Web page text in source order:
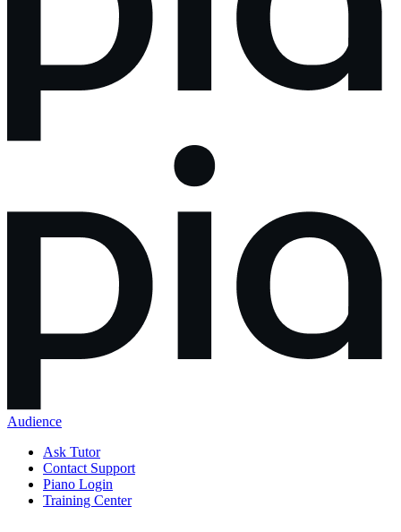
Audience
Ask Tutor
Contact Support
Piano Login
Training Center